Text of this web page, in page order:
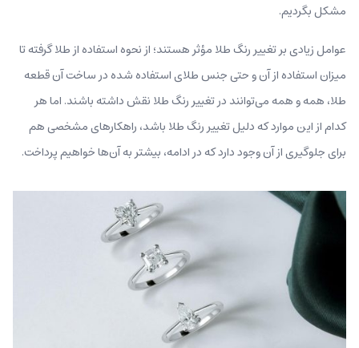
مشکل بگردیم.
عوامل زیادی بر تغییر رنگ طلا مؤثر هستند؛ از نحوه استفاده از طلا گرفته تا
میزان استفاده از آن و حتی جنس طلای استفاده شده در ساخت آن قطعه
طلا، همه و همه می‌توانند در تغییر رنگ طلا نقش داشته باشند. اما هر
کدام از این موارد که دلیل تغییر رنگ طلا باشد، راهکارهای مشخصی هم
برای جلوگیری از آن وجود دارد که در ادامه، بیشتر به آن‌ها خواهیم پرداخت.